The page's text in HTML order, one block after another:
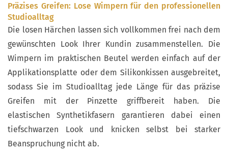
Präzises Greifen: Lose Wimpern für den professionellen
Studioalltag
Die losen Härchen lassen sich vollkommen frei nach dem
gewünschten Look Ihrer Kundin zusammenstellen. Die
Wimpern im praktischen Beutel werden einfach auf der
Applikationsplatte oder dem Silikonkissen ausgebreitet,
sodass Sie im Studioalltag jede Länge für das präzise
Greifen mit der Pinzette griffbereit haben. Die
elastischen Synthetikfasern garantieren dabei einen
tiefschwarzen Look und knicken selbst bei starker
Beanspruchung nicht ab.